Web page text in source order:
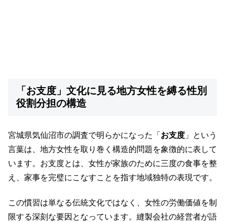
「お支度」文化に見る地方女性を縛る性別
役割分担の構造
宮城県気仙沼市の調査で明らかになった「 お支度 」という
言葉は、地方女性を取り巻く構造的問題を象徴的に表して
います。お支度とは、女性が家族のために三度の食事を整
え、家事を完璧にこなすことを指す地域独特の表現です。
この慣習は単なる伝統文化ではなく、女性の労働価値を制
限する深刻な要因となっています。縫製会社の経営者が語